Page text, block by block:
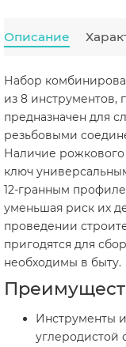
Описание
Набор
из 8
предназначен для
резьбовыми
Наличие рожкового
ключ
12-гранным
уменьшая риск их
проведении
пригодятся для
необходимы в быту.
Инструменты
углеродистой